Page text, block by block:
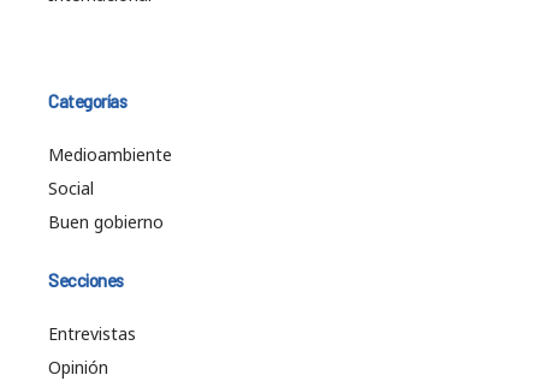
Categorías
Medioambiente
Social
Buen gobierno
Secciones
Entrevistas
Opinión